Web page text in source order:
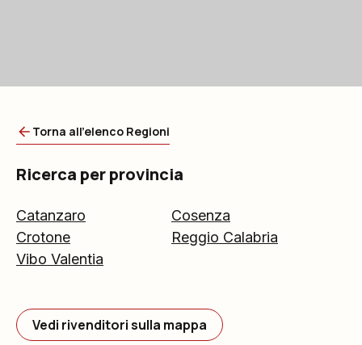
Torna all'elenco Regioni
Ricerca per provincia
Catanzaro
Cosenza
Crotone
Reggio Calabria
Vibo Valentia
Vedi rivenditori sulla mappa